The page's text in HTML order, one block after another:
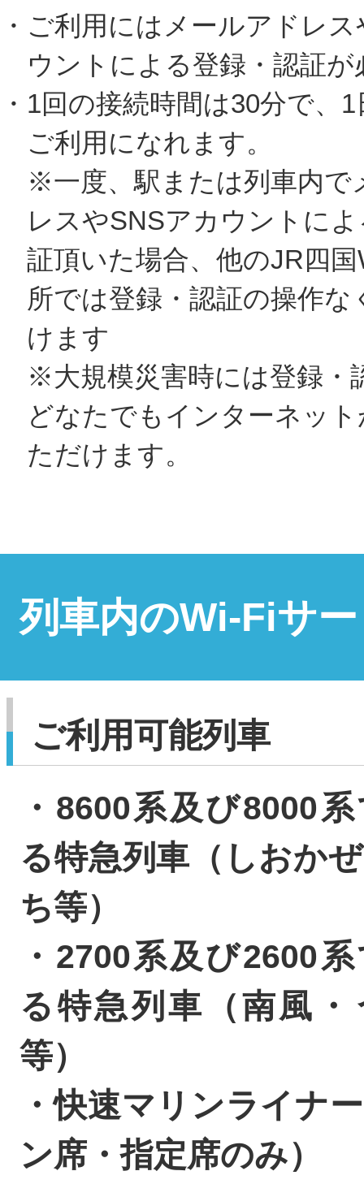
・ご利用にはメールアドレ
ウントによる登録・認証が
・1回の接続時間は30分で、
ご利用になれます。
※一度、駅または列車内で
レスやSNSアカウントに
証頂いた場合、他のJR四
所では登録・認証の操作な
けます
※大規模災害時には登録・
どなたでもインターネッ
ただけます。
列車内のWi-Fiサ
ご利用可能列車
・8600系及び8000
る特急列車（しおか
ち等）
・2700系及び2600
る特急列車（南風・
等）
・快速マリンライナ
ン席・指定席のみ）